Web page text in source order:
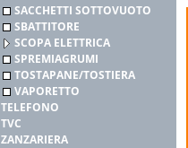
SACCHETTI SOTTOVUOTO
SBATTITORE
SCOPA ELETTRICA
SPREMIAGRUMI
TOSTAPANE/TOSTIERA
VAPORETTO
TELEFONO
TVC
ZANZARIERA